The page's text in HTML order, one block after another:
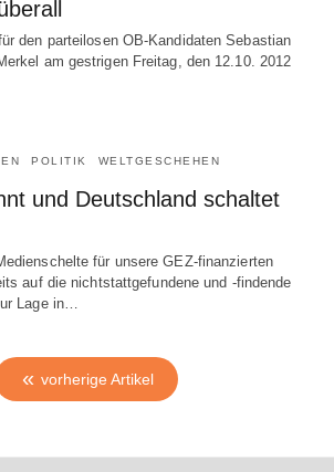
den parteilosen OB-Kandidaten Sebastian
am gestrigen Freitag, den 12.10. 2012
POLITIK WELTGESCHEHEN
und Deutschland schaltet
für unsere GEZ-finanzierten
auf die nichtstattgefundene und -findende
Lage in…
vorherige Artikel